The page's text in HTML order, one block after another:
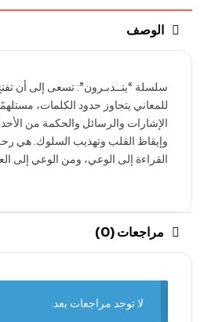
الوصف
سلسلة “يتــدبـرون”: تسعى إلى أن
للمعاني يتجاوز حدود الكلمات،
الإشارات والرسائل والحكمة من
وإيقاظ القلب وتهذيب السلوك. هي
القراءة إلى الوعي، ومن الوعي إلى
مراجعات (0)
لا توجد مراجعات بعد.